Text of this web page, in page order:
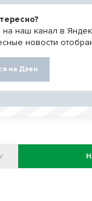
наш канал в
новости
на Дзен